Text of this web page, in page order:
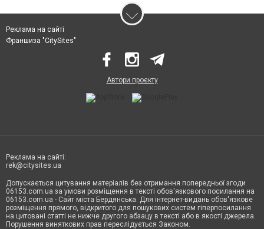
Реклама на сайті
Франшиза "CitySites"
Автори проєкту
Реклама на сайті:
rek@citysites.ua
Допускається цитування матеріалів без отримання попередньої згоди
06153.com.ua за умови розміщення в тексті обов'язкового посилання на
06153.com.ua - Сайт міста Бердянська. Для інтернет-видань обов'язкове
розміщення прямого, відкритого для пошукових систем гіперпосилання
на цитовані статті не нижче другого абзацу в тексті або в якості джерела.
Порушення виняткових прав переслідується Законом.